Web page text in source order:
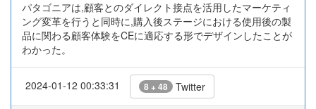
パタゴニアは,顧客とのダイレクト接点を活用したマーケティ
ング変革を行うと同時に,購入後ステージにおける使用後の製
品に関わる顧客体験をCEに適応する形でデザインしたことが
わかった。
2024-01-12 00:33:31 8 + 48 Twitter